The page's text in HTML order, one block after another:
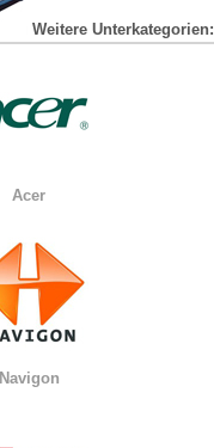
Weitere Unterkategorien:
Acer
Navigon